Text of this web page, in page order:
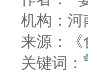
机构：河
来源：
关键词：